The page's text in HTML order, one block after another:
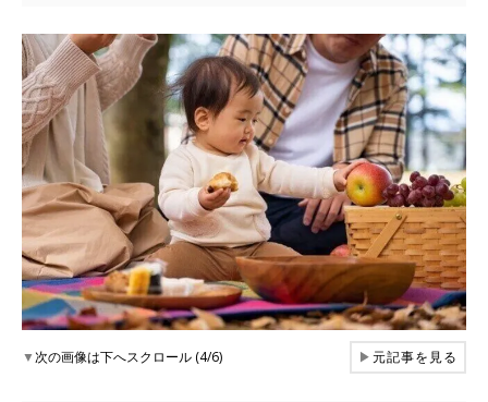
▼次の画像は下へスクロール (4/6) ▶元記事を見る